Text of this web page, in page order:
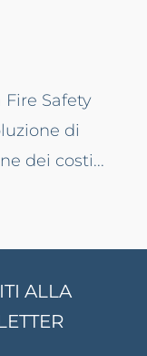
Safety
di
dei costi...
ALLA